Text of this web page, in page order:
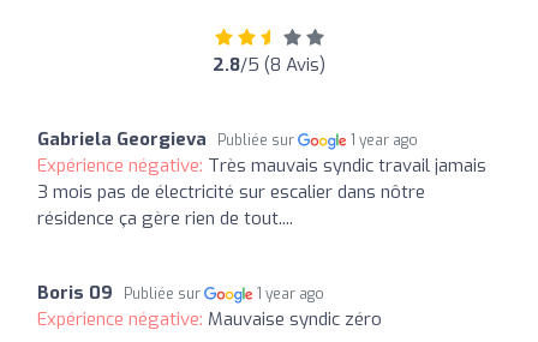
2.8/5 (8 Avis)
Gabriela Georgieva Publiée sur 1 year ago
Expérience négative: Très mauvais syndic travail jamais
3 mois pas de électricité sur escalier dans nôtre
résidence ça gère rien de tout....
Boris 09 Publiée sur 1 year ago
Expérience négative: Mauvaise syndic zéro